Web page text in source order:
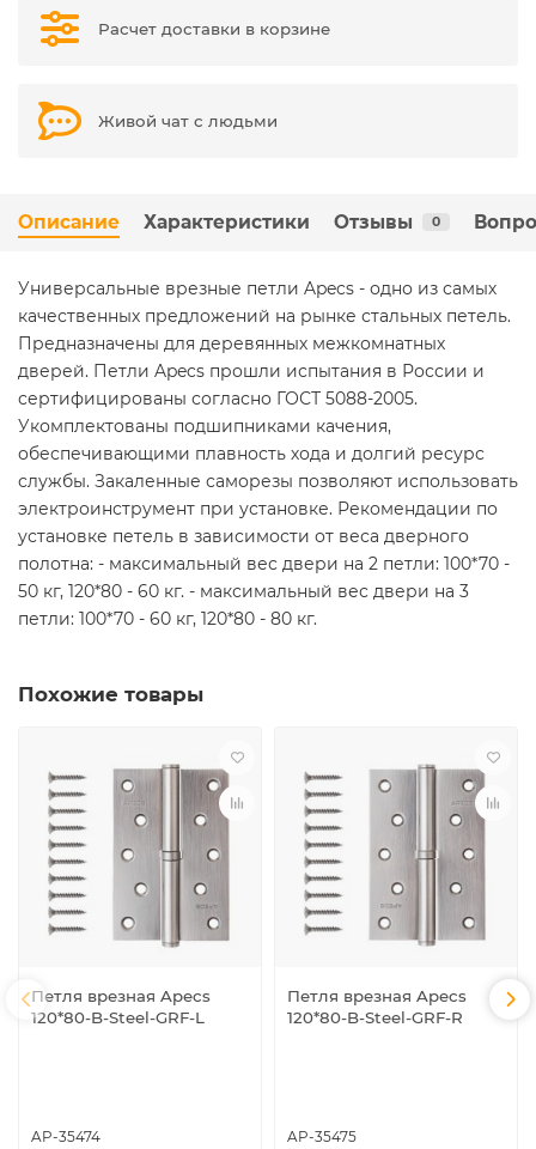
Расчет доставки в корзине
Живой чат с людьми
Описание Характеристики Отзывы 0
Универсальные врезные петли Apecs - одно из самых
качественных предложений на рынке стальных петель.
Предназначены для деревянных межкомнатных
дверей. Петли Apecs прошли испытания в России и
сертифицированы согласно ГОСТ 5088-2005.
Укомплектованы подшипниками качения,
обеспечивающими плавность хода и долгий ресурс
службы. Закаленные саморезы позволяют использовать
электроинструмент при установке. Рекомендации по
установке петель в зависимости от веса дверного
полотна: - максимальный вес двери на 2 петли: 100*70 -
50 кг, 120*80 - 60 кг. - максимальный вес двери на 3
петли: 100*70 - 60 кг, 120*80 - 80 кг.
Похожие товары
Петля врезная Apecs
120*80-B-Steel-GRF-L
AP-35474
Петля врезная Apecs
120*80-B-Steel-GRF-R
AP-35475